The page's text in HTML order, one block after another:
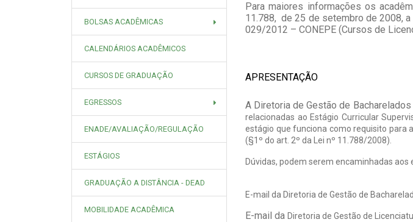
BOLSAS ACADÊMICAS
CALENDÁRIOS ACADÊMICOS
CURSOS DE GRADUAÇÃO
EGRESSOS
ENADE/AVALIAÇÃO/REGULAÇÃO
ESTÁGIOS
GRADUAÇÃO A DISTÂNCIA - DEAD
MOBILIDADE ACADÊMICA
Para maiores informações os
11.788, de 25 de setembro de 2008, a
029/2012 – CONEPE (Cursos de
APRESENTAÇÃO
A Diretoria de Gestão de Bacharelados
relacionadas ao Estágio Curricular
estágio que funciona como requisito para
(§1º do art. 2º da Lei nº 11.788/2008).
Dúvidas, podem serem encaminhadas aos
E-mail da Diretoria de Gestão de
E-mail da Diretoria de Gestão de